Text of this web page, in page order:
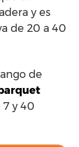
y es
de 20 a 40
de
7 y 40